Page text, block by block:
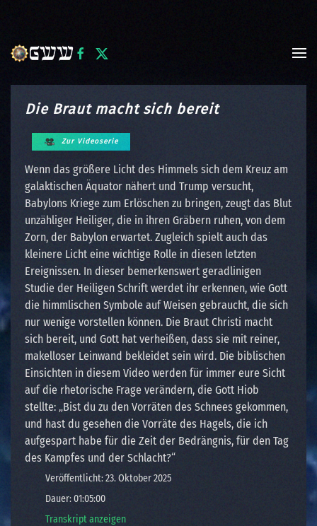
Die Braut macht sich bereit
Zur Videoserie
Wenn das größere Licht des Himmels sich dem Kreuz am
galaktischen Äquator nähert und Trump versucht,
Babylons Kriege zum Erlöschen zu bringen, zeugt das Blut
unzähliger Heiliger, die in ihren Gräbern ruhen, von dem
Zorn, der Babylon erwartet. Zugleich spielt auch das
kleinere Licht eine wichtige Rolle in diesen letzten
Ereignissen. In dieser bemerkenswert geradlinigen
Studie der Heiligen Schrift werdet ihr erkennen, wie Gott
die himmlischen Symbole auf Weisen gebraucht, die sich
nur wenige vorstellen können. Die Braut Christi macht
sich bereit, und Gott hat verheißen, dass sie mit reiner,
makelloser Leinwand bekleidet sein wird. Die biblischen
Einsichten in diesem Video werden für immer eure Sicht
auf die rhetorische Frage verändern, die Gott Hiob
stellte: „Bist du zu den Vorräten des Schnees gekommen,
und hast du gesehen die Vorräte des Hagels, die ich
aufgespart habe für die Zeit der Bedrängnis, für den Tag
des Kampfes und der Schlacht?“
Veröffentlicht: 23. Oktober 2025
Dauer: 01:05:00
Transkript anzeigen